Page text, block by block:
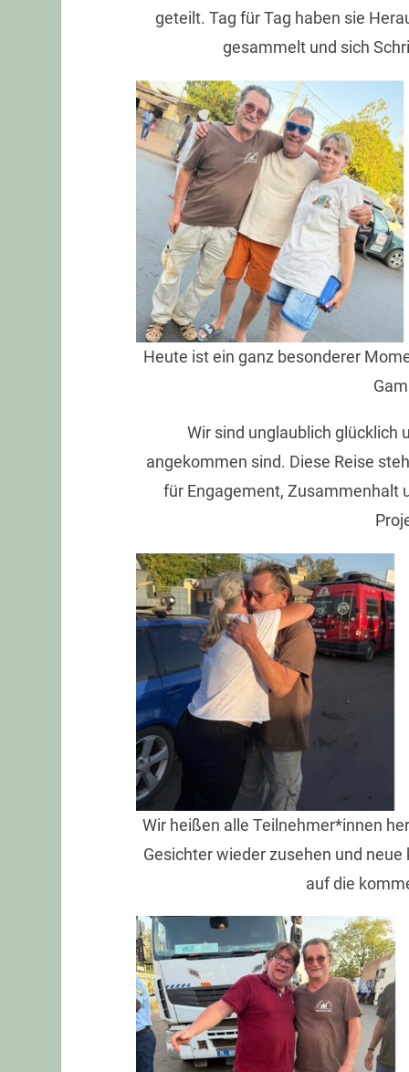
geteilt. Tag für Tag haben sie
gesammelt und sich
Heute ist ein ganz besonderer
Wir sind unglaublich glücklich
angekommen sind. Diese Reise
für Engagement, Zusammenhalt
Wir heißen alle Teilnehmer*innen
Gesichter wieder zusehen und
auf die